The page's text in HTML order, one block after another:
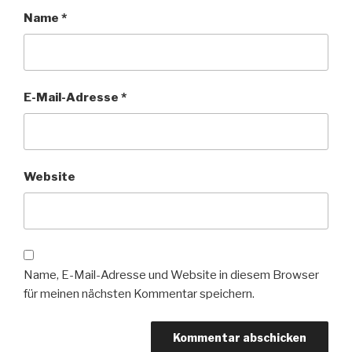
Name *
E-Mail-Adresse *
Website
Name, E-Mail-Adresse und Website in diesem Browser
für meinen nächsten Kommentar speichern.